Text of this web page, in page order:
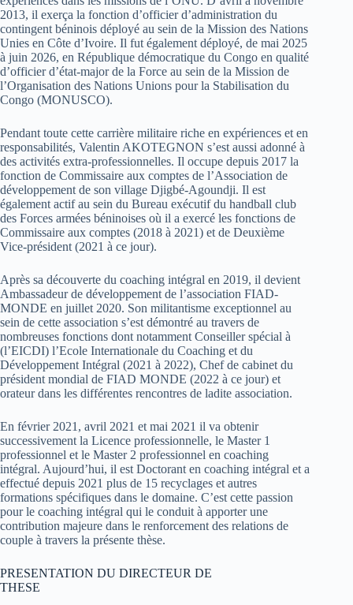
2013, il exerça la fonction d’officier d’administration du
contingent béninois déployé au sein de la Mission des Nations
Unies en Côte d’Ivoire. Il fut également déployé, de mai 2025
à juin 2026, en République démocratique du Congo en qualité
d’officier d’état-major de la Force au sein de la Mission de
l’Organisation des Nations Unions pour la Stabilisation du
Congo (MONUSCO).
Pendant toute cette carrière militaire riche en expériences et en
responsabilités, Valentin AKOTEGNON s’est aussi adonné à
des activités extra-professionnelles. Il occupe depuis 2017 la
fonction de Commissaire aux comptes de l’Association de
développement de son village Djigbé-Agoundji. Il est
également actif au sein du Bureau exécutif du handball club
des Forces armées béninoises où il a exercé les fonctions de
Commissaire aux comptes (2018 à 2021) et de Deuxième
Vice-président (2021 à ce jour).
Après sa découverte du coaching intégral en 2019, il devient
Ambassadeur de développement de l’association FIAD-
MONDE en juillet 2020. Son militantisme exceptionnel au
sein de cette association s’est démontré au travers de
nombreuses fonctions dont notamment Conseiller spécial à
(l’EICDI) l’Ecole Internationale du Coaching et du
Développement Intégral (2021 à 2022), Chef de cabinet du
président mondial de FIAD MONDE (2022 à ce jour) et
orateur dans les différentes rencontres de ladite association.
En février 2021, avril 2021 et mai 2021 il va obtenir
successivement la Licence professionnelle, le Master 1
professionnel et le Master 2 professionnel en coaching
intégral. Aujourd’hui, il est Doctorant en coaching intégral et a
effectué depuis 2021 plus de 15 recyclages et autres
formations spécifiques dans le domaine. C’est cette passion
pour le coaching intégral qui le conduit à apporter une
contribution majeure dans le renforcement des relations de
couple à travers la présente thèse.
PRESENTATION DU DIRECTEUR DE
THESE